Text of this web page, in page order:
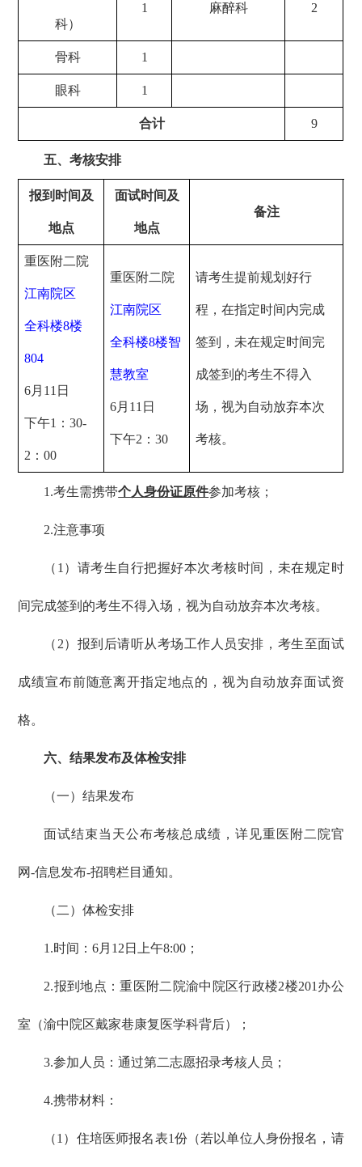
科）
1 麻醉科 2
骨科 1
眼科 1
合计 9
五、考核安排
报到时间及
地点
面试时间及
地点
备注
重医附二院
江南院区
全科楼8楼
804
6月 11 日
下午1：30-
2 ：00
重医附二院
江南院区
全科楼8楼智
慧教室
6月 11 日
下午2 ：30
请考生提前规划好行
程，在指定时间内完成
签到，未在规定时间完
成签到的考生不得入
场，视为自动放弃本次
考核。
1.考生需携带个人身份证原件参加考核；
2.注意事项
（1）请考生自行把握好本次考核时间，未在规定时
间完成签到的考生不得入场，视为自动放弃本次考核。
（2）报到后请听从考场工作人员安排，考生至面试
成绩宣布前随意离开指定地点的，视为自动放弃面试资
格。
六、结果发布及体检安排
（一）结果发布
面试结束当天公布考核总成绩，详见重医附二院官
网-信息发布-招聘栏目通知。
（二）体检安排
1.时间：6月12日上午8:00；
2.报到地点：重医附二院渝中院区行政楼2楼201办公
室（渝中院区戴家巷康复医学科背后）；
3.参加人员：通过第二志愿招录考核人员；
4.携带材料：
（1）住培医师报名表1份（若以单位人身份报名，请